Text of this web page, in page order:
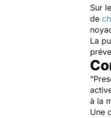
Sur
de
La
"
à la
Une